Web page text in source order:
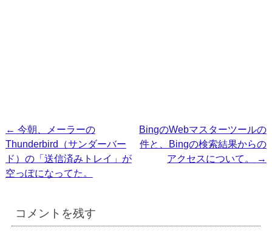
投
稿
ナ
ゲ
ー
← 今朝、メーラーの
Thunderbird（サンダーバー
ド）の「送信済みトレイ」が
空っぽになってた。
BingのWebマスターツールの
件と、Bingの検索結果からの
アクセスについて。
→
コメントを残す